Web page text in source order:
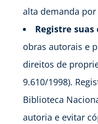
alta demanda
Registre suas
obras autorais e
direitos de
9.610/1998).
Biblioteca
autoria e evitar